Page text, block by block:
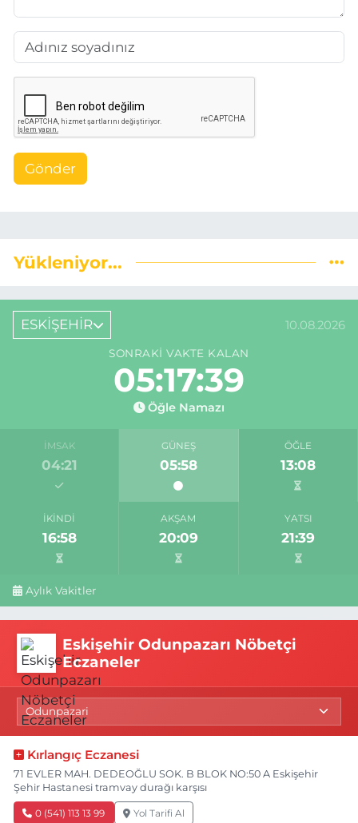
Gönder
Yükleniyor...
ESKİŞEHİR 10.08.2026
SONRAKI VAKTE KALAN
05:17:38
Öğle Namazı
İMSAK
04:21
GÜNEŞ
05:58
ÖĞLE
13:08
İKINDI
16:58
AKŞAM
20:09
YATSI
21:39
Aylık Vakitler
Eskişehir Odunpazarı Nöbetçi
Eczaneler
Kırlangıç Eczanesi
71 EVLER MAH. DEDEOĞLU SOK. B BLOK NO:50 A Eskişehir
Şehir Hastanesi tramvay durağı karşısı
0 (541) 113 13 99 Yol Tarifi Al